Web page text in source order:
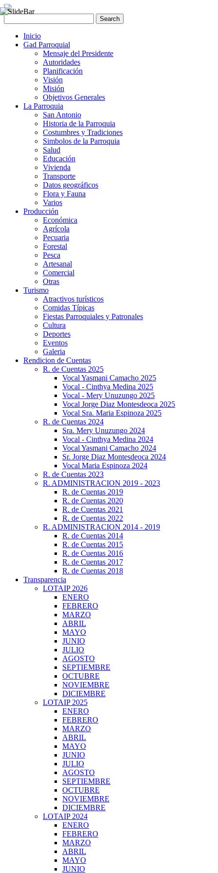
Inicio
Gad Parroquial
Mensaje del Presidente
Autoridades
Planificación
Visión
Misión
Objetivos Generales
La Parroquia
San Antonio
Historia de la Parroquia
Costumbres y Tradiciones
Simbolos de la Parroquia
Salud
Educación
Vivienda
Transporte
Datos geográficos
Flora y Fauna
Varios
Producción
Económica
Agrícola
Pecuaria
Forestal
Pesca
Artesanal
Comercial
Otras
Turismo
Atractivos turísticos
Comidas Típicas
Fiestas Parroquiales y Patronales
Cultura
Deportes
Eventos
Galeria
Rendicion de Cuentas
R. de Cuentas 2025
Vocal Yasmani Camacho 2025
Vocal - Cinthya Medina 2025
Vocal - Mery Unuzungo 2025
Vocal Jorge Diaz Montesdeoca 2025
Vocal Sra. Maria Espinoza 2025
R. de Cuentas 2024
Sra. Mery Unuzungo 2024
Vocal - Cinthya Medina 2024
Vocal Yasmani Camacho 2024
Sr. Jorge Diaz Montesdeoca 2024
Vocal Maria Espinoza 2024
R. de Cuentas 2023
R. ADMINISTRACION 2019 - 2023
R. de Cuentas 2019
R. de Cuentas 2020
R. de Cuentas 2021
R. de Cuentas 2022
R. ADMINISTRACION 2014 - 2019
R. de Cuentas 2014
R. de Cuentas 2015
R. de Cuentas 2016
R. de Cuentas 2017
R. de Cuentas 2018
Transparencia
LOTAIP 2026
ENERO
FEBRERO
MARZO
ABRIL
MAYO
JUNIO
JULIO
AGOSTO
SEPTIEMBRE
OCTUBRE
NOVIEMBRE
DICIEMBRE
LOTAIP 2025
ENERO
FEBRERO
MARZO
ABRIL
MAYO
JUNIO
JULIO
AGOSTO
SEPTIEMBRE
OCTUBRE
NOVIEMBRE
DICIEMBRE
LOTAIP 2024
ENERO
FEBRERO
MARZO
ABRIL
MAYO
JUNIO